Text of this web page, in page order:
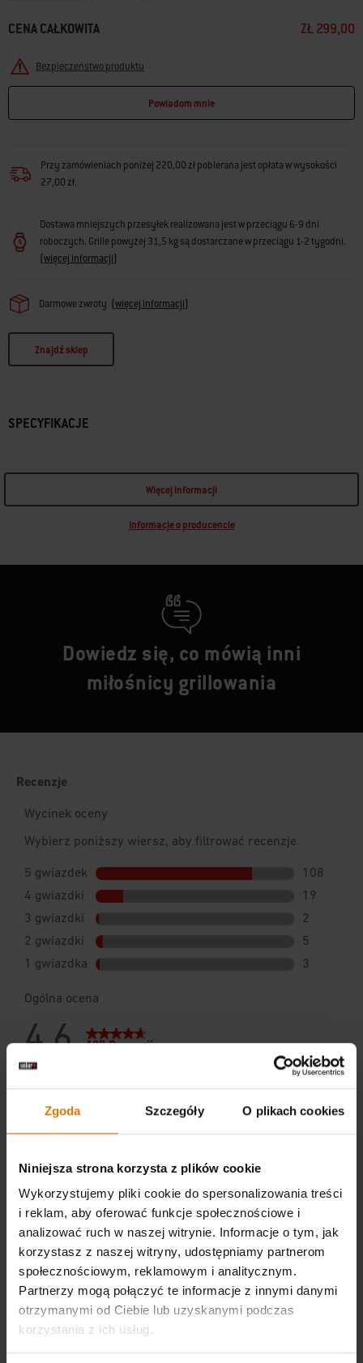
Zgoda Szczegóły O plikach cookies
Niniejsza strona korzysta z plików cookie
Wykorzystujemy pliki cookie do spersonalizowania treści
i reklam, aby oferować funkcje społecznościowe i
analizować ruch w naszej witrynie. Informacje o tym, jak
korzystasz z naszej witryny, udostępniamy partnerom
społecznościowym, reklamowym i analitycznym.
Partnerzy mogą połączyć te informacje z innymi danymi
otrzymanymi od Ciebie lub uzyskanymi podczas
korzystania z ich usług.
CENA CAŁKOWITA ZŁ 299,00
Bezpieczeństwo produktu
Powiadom mnie
Przy zamówieniach poniżej 220,00 zł pobierana jest opłata w wysokości
27,00 zł.
Dostawa mniejszych przesyłek realizowana jest w przeciągu 6-9 dni
roboczych. Grille powyżej 31,5 kg są dostarczane w przeciągu 1-2 tygodni.
(więcej informacji)
Darmowe zwroty (więcej informacji)
Znajdź sklep
SPECYFIKACJE
Więcej informacji
Informacje o producencie
Dowiedz się, co mówią inni
miłośnicy grillowania